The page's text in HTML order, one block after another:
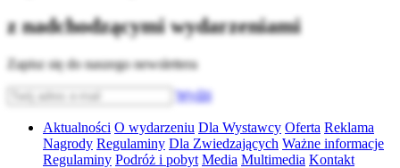
z nadchodzącymi wydarzeniami
Zapisz się do naszego newslettera
Wyślij
Aktualności O wydarzeniu Dla Wystawcy Oferta Reklama
Nagrody Regulaminy Dla Zwiedzających Ważne informacje
Regulaminy Podróż i pobyt Media Multimedia Kontakt